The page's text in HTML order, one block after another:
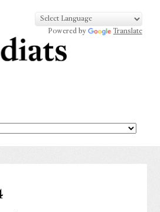
Powered by Translate